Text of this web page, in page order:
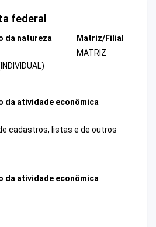
federal
da natureza
Matriz/Filial
MATRIZ
da atividade econômica
cadastros, listas e de outros
da atividade econômica